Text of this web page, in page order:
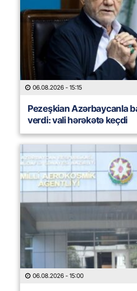
06.08.2026 - 15:15
Pezeşkian Azərbaycanla
verdi: vali hərəkətə keçdi
06.08.2026 - 15:00